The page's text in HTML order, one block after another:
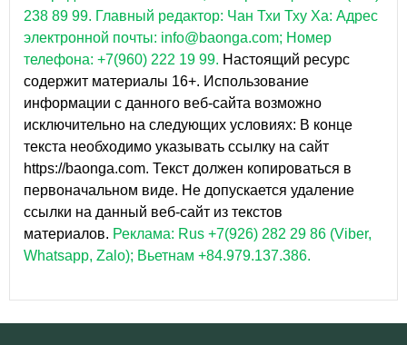
238 89 99. Главный редактор: Чан Тхи Тху Ха: Адрес
электронной почты: info@baonga.com; Номер
телефона: +7(960) 222 19 99. Настоящий ресурс
содержит материалы 16+. Использование
информации с данного веб-сайта возможно
исключительно на следующих условиях: В конце
текста необходимо указывать ссылку на сайт
https://baonga.com. Текст должен копироваться в
первоначальном виде. Не допускается удаление
ссылки на данный веб-сайт из текстов
материалов. Реклама: Rus +7(926) 282 29 86 (Viber,
Whatsapp, Zalo); Вьетнам +84.979.137.386.